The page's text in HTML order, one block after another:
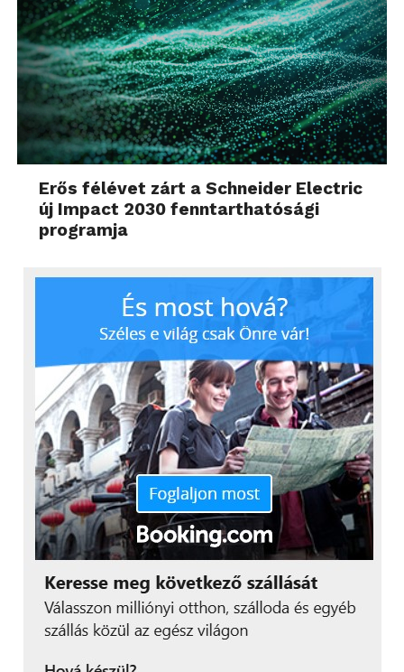
Erős félévet zárt a Schneider Electric
új Impact 2030 fenntarthatósági
programja